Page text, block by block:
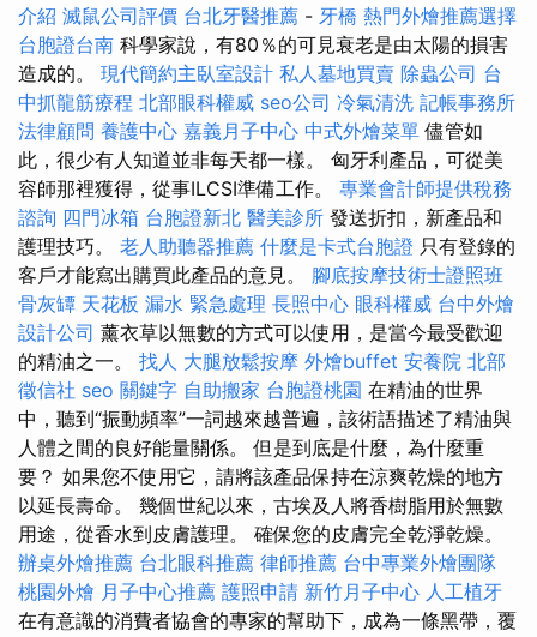
介紹 滅鼠公司評價 台北牙醫推薦 - 牙橋 熱門外燴推薦選擇
台胞證台南 科學家說，有80％的可見衰老是由太陽的損害
造成的。 現代簡約主臥室設計 私人墓地買賣 除蟲公司 台
中抓龍筋療程 北部眼科權威 seo公司 冷氣清洗 記帳事務所
法律顧問 養護中心 嘉義月子中心 中式外燴菜單 儘管如
此，很少有人知道並非每天都一樣。 匈牙利產品，可從美
容師那裡獲得，從事ILCSI準備工作。 專業會計師提供稅務
諮詢 四門冰箱 台胞證新北 醫美診所 發送折扣，新產品和
護理技巧。 老人助聽器推薦 什麼是卡式台胞證 只有登錄的
客戶才能寫出購買此產品的意見。 腳底按摩技術士證照班
骨灰罈 天花板 漏水 緊急處理 長照中心 眼科權威 台中外燴
設計公司 薰衣草以無數的方式可以使用，是當今最受歡迎
的精油之一。 找人 大腿放鬆按摩 外燴buffet 安養院 北部
徵信社 seo 關鍵字 自助搬家 台胞證桃園 在精油的世界
中，聽到“振動頻率”一詞越來越普遍，該術語描述了精油與
人體之間的良好能量關係。 但是到底是什麼，為什麼重
要？ 如果您不使用它，請將該產品保持在涼爽乾燥的地方
以延長壽命。 幾個世紀以來，古埃及人將香樹脂用於無數
用途，從香水到皮膚護理。 確保您的皮膚完全乾淨乾燥。
辦桌外燴推薦 台北眼科推薦 律師推薦 台中專業外燴團隊
桃園外燴 月子中心推薦 護照申請 新竹月子中心 人工植牙
在有意識的消費者協會的專家的幫助下，成為一條黑帶，覆